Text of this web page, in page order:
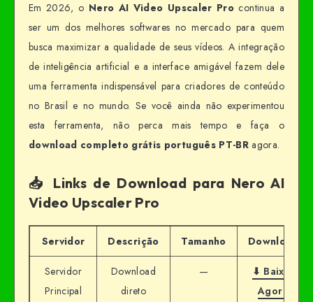
Em 2026, o Nero AI Video Upscaler Pro continua a
ser um dos melhores softwares no mercado para quem
busca maximizar a qualidade de seus vídeos. A integração
de inteligência artificial e a interface amigável fazem dele
uma ferramenta indispensável para criadores de conteúdo
no Brasil e no mundo. Se você ainda não experimentou
esta ferramenta, não perca mais tempo e faça o
download completo grátis português PT-BR agora.
📥 Links de Download para Nero AI
Video Upscaler Pro
Servidor Descrição Tamanho Download
Servidor
Principal
Download
direto
—
⬇ Baixar
Agora